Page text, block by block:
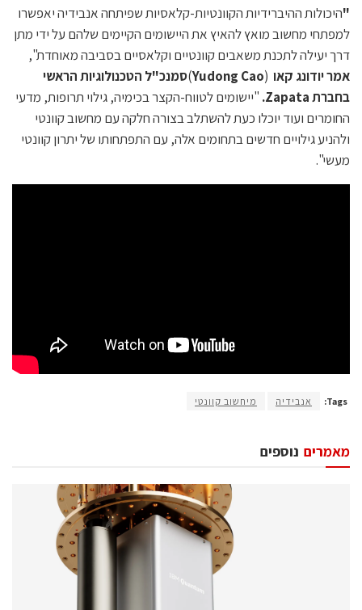
"היכולות ההיברידיות הקוונטיות-קלאסיות שפיתחה אנבידיה יאפשרו
למפתחי מחשוב מואץלהאיץ את היישומים הקיימים שלהם על ידי מתן
דרך יעילה לתכנת משאבים קוונטיים וקלאסיים בסביבה מאוחדת",
אמר יודונג קאו (
Yudong Cao
)סמנכ"ל הטכנולוגיות הראשי
בחברת Zapata.
"יישומים לטווח-הקצר בכימיה, גילוי תרופות, מדעי
החומרים ועוד יוכלו כעת להשתלב בצורה חלקה עם מחשוב קוונטי
ולהניע גילויים חדשים בתחומים אלה, עם התפתחותו של יתרון קוונטי
מעשי".
Tags: אנבידיה מיחשוב קוונטי
נוספים מאמרים